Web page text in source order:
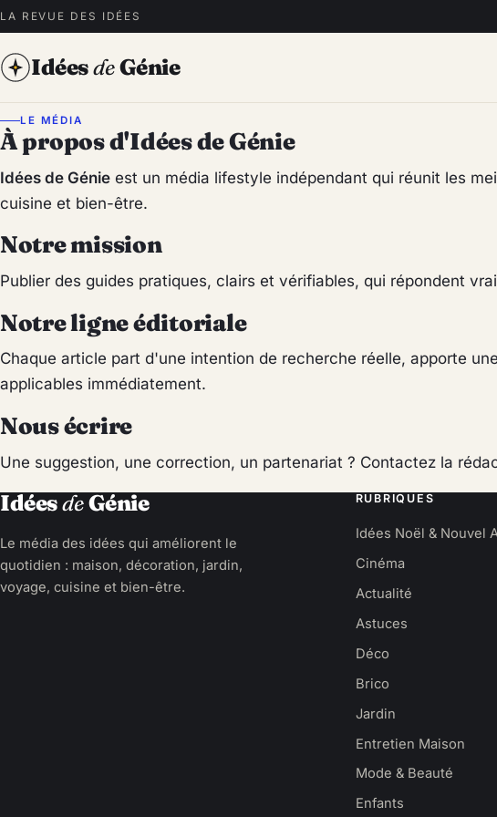
LA REVUE DES IDÉES
IdéesdeGénie
LE MÉDIA
À propos d'Idées de Génie
Idées de Génie est un média lifestyle indépendant qui réunit les
cuisine et bien-être.
Notre mission
Publier des guides pratiques, clairs et vérifiables, qui répondent
Notre ligne éditoriale
Chaque article part d'une intention de recherche réelle, apporte
applicables immédiatement.
Nous écrire
Une suggestion, une correction, un partenariat ? Contactez la
IdéesdeGénie
Le média des idées qui améliorent le
quotidien : maison, décoration, jardin,
voyage, cuisine et bien-être.
RUBRIQUES
Idées Noël & Nouvel
Cinéma
Actualité
Astuces
Déco
Brico
Jardin
Entretien Maison
Mode & Beauté
Enfants